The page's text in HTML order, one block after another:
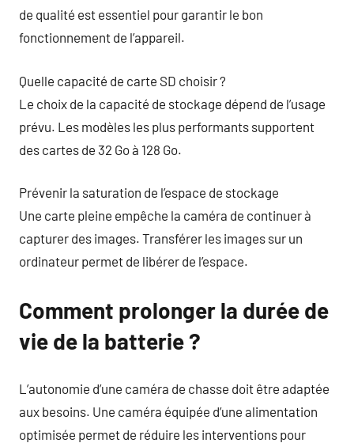
de qualité est essentiel pour garantir le bon
fonctionnement de l’appareil.
Quelle capacité de carte SD choisir ?
Le choix de la capacité de stockage dépend de l’usage
prévu. Les modèles les plus performants supportent
des cartes de 32 Go à 128 Go.
Prévenir la saturation de l’espace de stockage
Une carte pleine empêche la caméra de continuer à
capturer des images. Transférer les images sur un
ordinateur permet de libérer de l’espace.
Comment prolonger la durée de
vie de la batterie ?
L’autonomie d’une caméra de chasse doit être adaptée
aux besoins. Une caméra équipée d’une alimentation
optimisée permet de réduire les interventions pour